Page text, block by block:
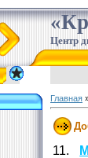
Центр
Главная
11.